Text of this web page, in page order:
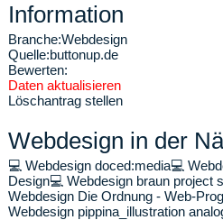
Information
Branche:Webdesign
Quelle:buttonup.de
Bewerten:
Daten aktualisieren
Löschantrag stellen
Webdesign in der
💻 Webdesign doced:media💻
Design💻 Webdesign braun project
Webdesign Die Ordnung - Web-
Webdesign pippina_illustration